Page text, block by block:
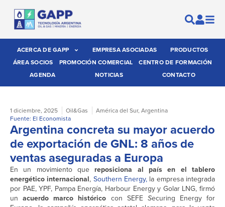
ACERCA DE GAPP EMPRESA ASOCIADAS
PRODUCTOS
ÁREA SOCIOS
PROMOCIÓN COMERCIAL
CENTRO DE FORMACIÓN
AGENDA
NOTICIAS CONTACTO
1 diciembre, 2025 Oil&Gas América del Sur, Argentina
Fuente: El Economista
Argentina concreta su mayor acuerdo
de exportación de GNL: 8 años de
ventas aseguradas a Europa
En un movimiento que reposiciona al país en el tablero
energético internacional, Southern Energy, la empresa integrada
por PAE, YPF, Pampa Energía, Harbour Energy y Golar LNG, firmó
unacuerdo marco histórico con SEFE Securing Energy for